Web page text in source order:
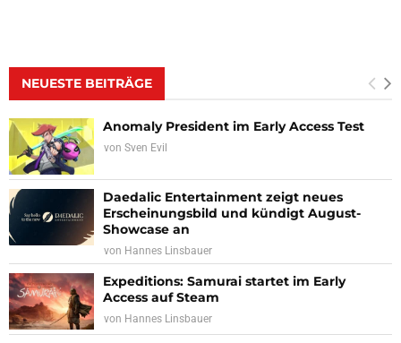
NEUESTE BEITRÄGE
Anomaly President im Early Access Test
von Sven Evil
Daedalic Entertainment zeigt neues
Erscheinungsbild und kündigt August-
Showcase an
von Hannes Linsbauer
Expeditions: Samurai startet im Early
Access auf Steam
von Hannes Linsbauer